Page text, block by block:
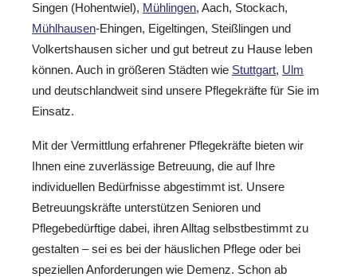
Singen (Hohentwiel), Mühlingen, Aach, Stockach,
Mühlhausen-Ehingen, Eigeltingen, Steißlingen und
Volkertshausen sicher und gut betreut zu Hause leben
können. Auch in größeren Städten wie Stuttgart, Ulm
und deutschlandweit sind unsere Pflegekräfte für Sie im
Einsatz.
Mit der Vermittlung erfahrener Pflegekräfte bieten wir
Ihnen eine zuverlässige Betreuung, die auf Ihre
individuellen Bedürfnisse abgestimmt ist. Unsere
Betreuungskräfte unterstützen Senioren und
Pflegebedürftige dabei, ihren Alltag selbstbestimmt zu
gestalten – sei es bei der häuslichen Pflege oder bei
speziellen Anforderungen wie Demenz. Schon ab